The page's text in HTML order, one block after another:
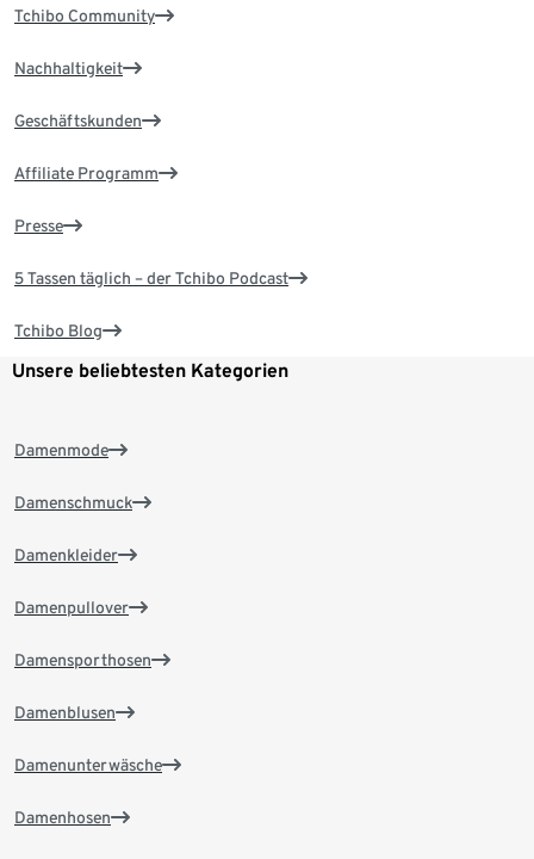
Tchibo Community
Nachhaltigkeit
Geschäftskunden
Affiliate Programm
Presse
5 Tassen täglich – der Tchibo Podcast
Tchibo Blog
Unsere beliebtesten Kategorien
Damenmode
Damenschmuck
Damenkleider
Damenpullover
Damensporthosen
Damenblusen
Damenunterwäsche
Damenhosen